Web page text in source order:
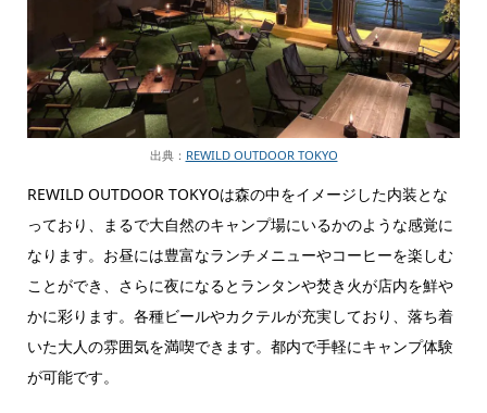
出典： REWILD OUTDOOR TOKYO
REWILD OUTDOOR TOKYOは森の中をイメージした内装とな
っており、まるで大自然のキャンプ場にいるかのような感覚に
なります。お昼には豊富なランチメニューやコーヒーを楽しむ
ことができ、さらに夜になるとランタンや焚き火が店内を鮮や
かに彩ります。各種ビールやカクテルが充実しており、落ち着
いた大人の雰囲気を満喫できます。都内で手軽にキャンプ体験
が可能です。